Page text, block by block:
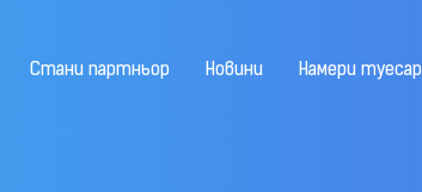
Стани партньор Новини Намери туесар